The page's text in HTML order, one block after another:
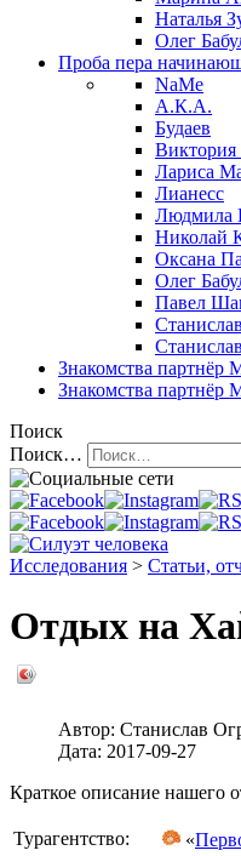
Наталья
Олег
Проба пера
NaMe
А.К.А.
Будаев
Виктория
Лариса
Лианесс
Людмила
Николай
Оксана
Олег
Павел
Знакомства партнёр
Знакомства партнёр
Поиск
Поиск…
Исследования > Статьи,
Отдых на
Автор: Станислав
Дата: 2017-09-27
Краткое описание нашего
Турагентство: «